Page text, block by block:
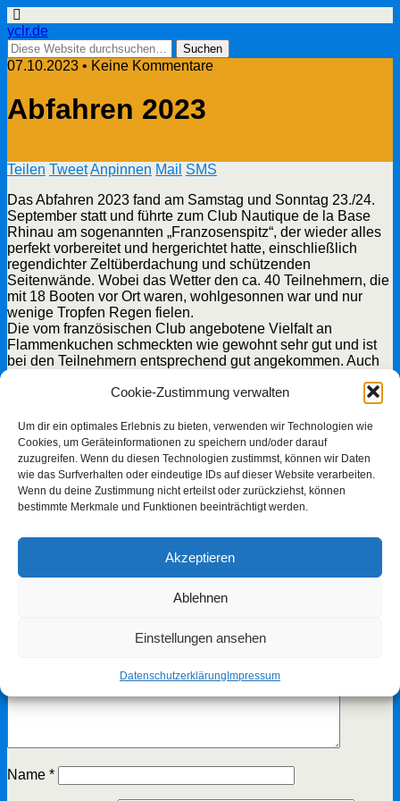
Cookie-Zustimmung verwalten
Um dir ein optimales Erlebnis zu bieten, verwenden wir Technologien wie
Cookies, um Geräteinformationen zu speichern und/oder darauf
zuzugreifen. Wenn du diesen Technologien zustimmst, können wir Daten
wie das Surfverhalten oder eindeutige IDs auf dieser Website verarbeiten.
Wenn du deine Zustimmung nicht erteilst oder zurückziehst, können
bestimmte Merkmale und Funktionen beeinträchtigt werden.
Akzeptieren
Ablehnen
Einstellungen ansehen
Datenschutzerklärung Impressum
yclr.de
07.10.2023 • Keine Kommentare
Abfahren 2023
Teilen TweetAnpinnen Mail SMS
Das Abfahren 2023 fand am Samstag und Sonntag 23./24.
September statt und führte zum Club Nautique de la Base
Rhinau am sogenannten „Franzosenspitz“, der wieder alles
perfekt vorbereitet und hergerichtet hatte, einschließlich
regendichter Zeltüberdachung und schützenden
Seitenwände. Wobei das Wetter den ca. 40 Teilnehmern, die
mit 18 Booten vor Ort waren, wohlgesonnen war und nur
wenige Tropfen Regen fielen.
Die vom französischen Club angebotene Vielfalt an
Flammenkuchen schmeckten wie gewohnt sehr gut und ist
bei den Teilnehmern entsprechend gut angekommen. Auch
Schäufele, Biersoße und wurde von den Teilnehmern
Das Abfahren war wirklich wieder gelungen, besonders
aufgrund der Gastfreunschaft des Club Nautique de la Base
Rhinau dem ein besonderen Dank gebührt.
vorheriger BeitragKinder- und Jugendtag am 02.09.2023
nächster BeitragArbeitseinsätze
Schreibe einen Kommentar
Deine E-Mail-Adresse wird nicht veröffentlicht. Erforderliche
Name *